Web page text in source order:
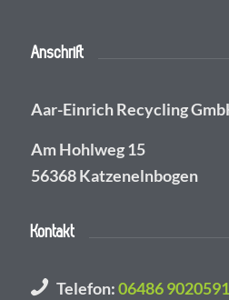
Anschrift
Aar-Einrich Recycling
Am Hohlweg 15
56368 Katzenelnbogen
Kontakt
Telefon:06486 9020591